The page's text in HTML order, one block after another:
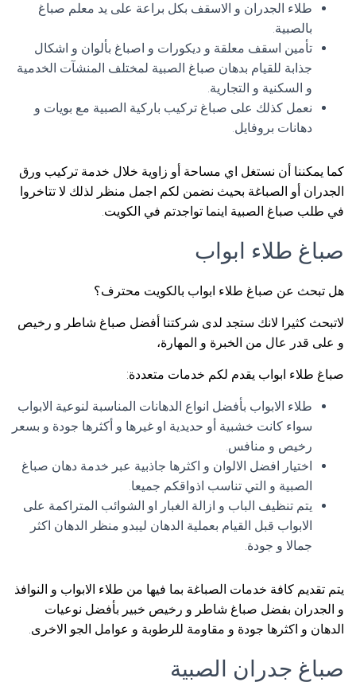
طلاء الجدران و الاسقف بكل براعة على يد معلم صباغ
بالصبية.
تأمين اسقف معلقة و ديكورات و اصباغ بألوان و اشكال
جذابة للقيام بدهان صباغ الصبية لمختلف المنشآت الخدمية
و السكنية و التجارية.
نعمل كذلك على صباغ تركيب باركية الصبية مع بويات و
دهانات بروفايل.
كما يمكننا أن نستغل اي مساحة أو زاوية خلال خدمة تركيب ورق
الجدران أو الصباغة بحيث نضمن لكم اجمل منظر لذلك لا تتاخروا
في طلب صباغ الصبية اينما تواجدتم في الكويت.
صباغ طلاء ابواب
هل تبحث عن صباغ طلاء ابواب بالكويت محترف؟
لاتبحث كثيرا لانك ستجد لدى شركتنا أفضل صباغ شاطر و رخيص
و على قدر عال من الخبرة و المهارة،
صباغ طلاء ابواب يقدم لكم خدمات متعددة:
طلاء الابواب بأفضل انواع الدهانات المناسبة لنوعية الابواب
سواء كانت خشبية أو حديدية او غيرها و أكثرها جودة و بسعر
رخيص و منافس.
اختيار افضل الالوان و اكثرها جاذبية عبر خدمة دهان صباغ
الصبية و التي تناسب اذواقكم جميعا.
يتم تنظيف الباب و ازالة الغبار او الشوائب المتراكمة على
الابواب قبل القيام بعملية الدهان ليبدو منظر الدهان اكثر
جمالا و جودة.
يتم تقديم كافة خدمات الصباغة بما فيها من طلاء الابواب و النوافذ
و الجدران بفضل صباغ شاطر و رخيص خبير بأفضل نوعيات
الدهان و اكثرها جودة و مقاومة للرطوبة و عوامل الجو الاخرى.
صباغ جدران الصبية